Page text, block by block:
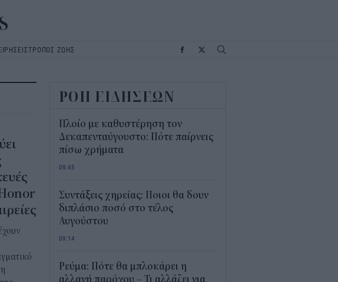
ΤΡΟΠΟΣ ΖΩΗΣ
ΡΟΗ ΕΙΔΗΣΕΩΝ
Πλοίο με καθυστέρηση τον
Δεκαπενταύγουστο: Πότε παίρνεις
πίσω χρήματα
09:45
Συντάξεις χηρείας: Ποιοι θα δουν
διπλάσιο ποσό στο τέλος
Αυγούστου
09:14
Ρεύμα: Πότε θα μπλοκάρει η
αλλαγή παρόχου – Τι αλλάζει για